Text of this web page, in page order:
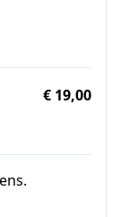
€ 19,00